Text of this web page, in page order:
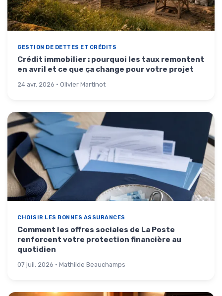
GESTION DE DETTES ET CRÉDITS
Crédit immobilier : pourquoi les taux remontent
en avril et ce que ça change pour votre projet
24 avr. 2026 · Olivier Martinot
CHOISIR LES BONNES ASSURANCES
Comment les offres sociales de La Poste
renforcent votre protection financière au
quotidien
07 juil. 2026 · Mathilde Beauchamps